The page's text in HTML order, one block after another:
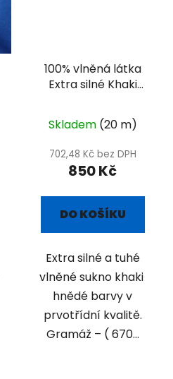
100% vlněná látka
Extra silné Khaki
Skladem (20 m)
702,48 Kč bez DPH
850 Kč
DO KOŠÍKU
Extra silné a tuhé
vlněné sukno khaki
hnědé barvy v
prvotřídní kvalitě.
Gramáž – ( 670...